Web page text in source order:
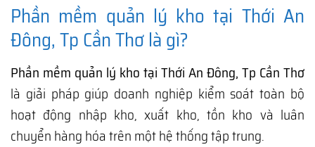
Phần mềm quản lý kho tại Thới An
Đông, Tp Cần Thơ là gì?
Phần mềm quản lý kho tại Thới An Đông, Tp Cần Thơ
là giải pháp giúp doanh nghiệp kiểm soát toàn bộ
hoạt động nhập kho, xuất kho, tồn kho và luân
chuyển hàng hóa trên một hệ thống tập trung.